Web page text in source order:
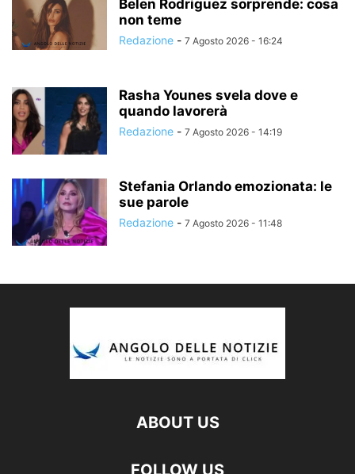
Belen Rodriguez sorprende: cosa
non teme
Redazione - 7 Agosto 2026 - 16:24
Rasha Younes svela dove e
quando lavorerà
Redazione - 7 Agosto 2026 - 14:19
Stefania Orlando emozionata: le
sue parole
Redazione - 7 Agosto 2026 - 11:48
ABOUT US